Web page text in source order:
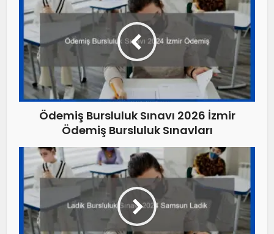
Ödemiş Bursluluk Sınavı 2026 İzmir
Ödemiş Bursluluk Sınavları